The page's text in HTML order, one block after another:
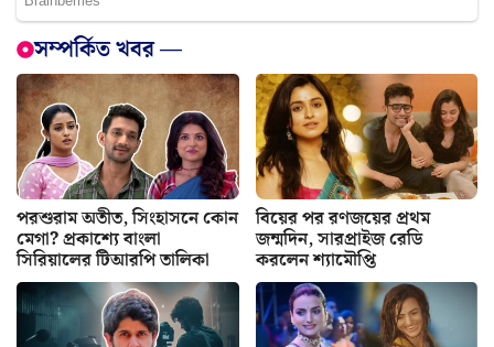
সম্পর্কিত খবর —
পরশুরাম অতীত, সিংহাসনে কোন
মেগা? প্রকাশ্যে বাংলা
সিরিয়ালের টিআরপি তালিকা
বিয়ের পর রণজয়ের প্রথম
জন্মদিন, সারপ্রাইজ রেডি
করলেন শ্যামৌপ্তি